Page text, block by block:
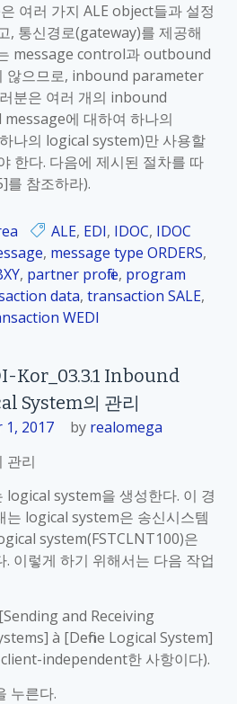
여러 가지 ALE object들과 설정
, 통신경로(gateway)를 제공해
message control과 outbound
않으므로, inbound parameter
분은 여러 개의 inbound
에 대하여 하나의
나의 logical system)만 사용할
한다. 다음에 제시된 절차를 따
를 참조하라).
ALE, EDI, IDOC, IDOC
, message type ORDERS,
, partner profile, program
data, transaction SALE,
WEDI
Kor_03.3.1 Inbound
System의 관리
1, 2017 by realomega
관리
logical system을 생성한다. 이 경
는 logical system은 송신시스템
system(FSTCLNT100)은
이렇게 하기 위해서는 다음 작업
and Receiving
à [Define Logical System]
independent한 사항이다).
누른다.